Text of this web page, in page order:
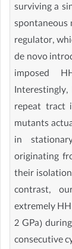
surviving a
regulator,
de novo
imposed
repeat tract
mutants
in
originating
their
contrast,
extremely
2 GPa)
consecutive